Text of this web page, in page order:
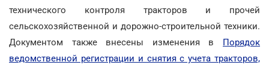
технического контроля тракторов и прочей
сельскохозяйственной и дорожно-строительной техники.
Документом также внесены изменения в Порядок
ведомственной регистрации и снятия с учета тракторов,